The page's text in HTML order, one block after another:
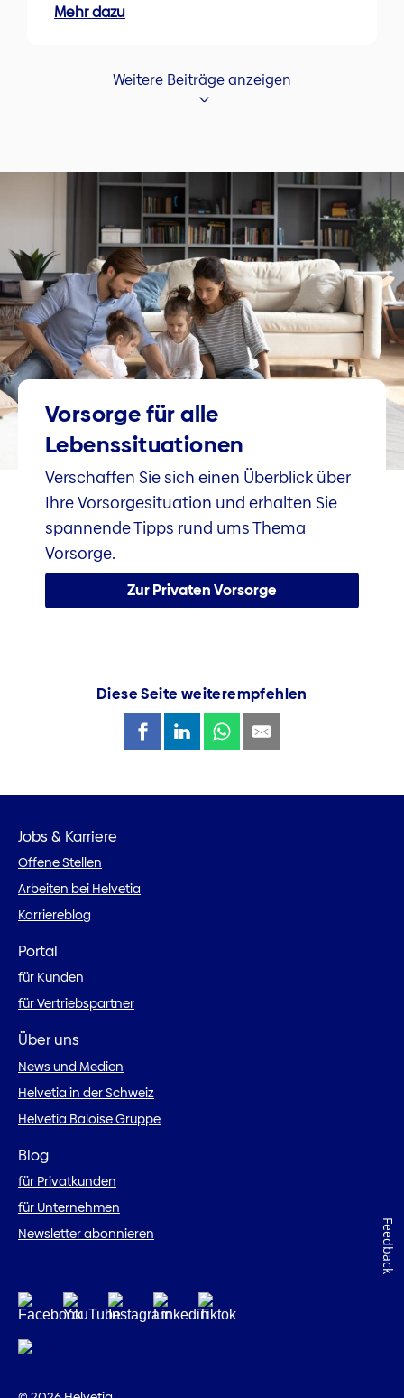
Mehr dazu
Weitere Beiträge anzeigen
Vorsorge für alle
Lebenssituationen
Verschaffen Sie sich einen Überblick über
Ihre Vorsorgesituation und erhalten Sie
spannende Tipps rund ums Thema
Vorsorge.
Zur Privaten Vorsorge
Diese Seite weiterempfehlen
Jobs & Karriere
Offene Stellen
Arbeiten bei Helvetia
Karriereblog
Portal
für Kunden
für Vertriebspartner
Über uns
News und Medien
Helvetia in der Schweiz
Helvetia Baloise Gruppe
Blog
für Privatkunden
für Unternehmen
Newsletter abonnieren
Feedback